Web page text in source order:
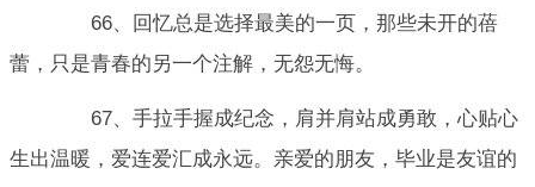
66、回忆总是选择最美的一页，那些未开的蓓
蕾，只是青春的另一个注解，无怨无悔。
67、手拉手握成纪念，肩并肩站成勇敢，心贴心
生出温暖，爱连爱汇成永远。亲爱的朋友，毕业是友谊的